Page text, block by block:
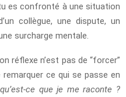
es confronté à une situation
collègue, une dispute, un
surcharge mentale.
réflexe n’est pas de “forcer”
ce qui se passe en
ce que je me raconte ?